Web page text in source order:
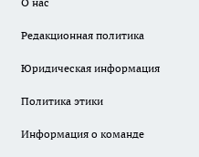
Редакционная политика
Юридическая информация
Политика этики
Информация о команде